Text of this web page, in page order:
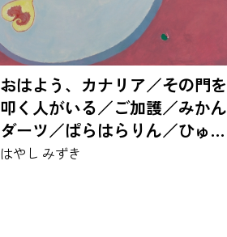
おはよう、カナリア／その門を
叩く人がいる／ご加護／みかん
ダーツ／ぱらはらりん／ひゅん
だらどん
はやし みずき